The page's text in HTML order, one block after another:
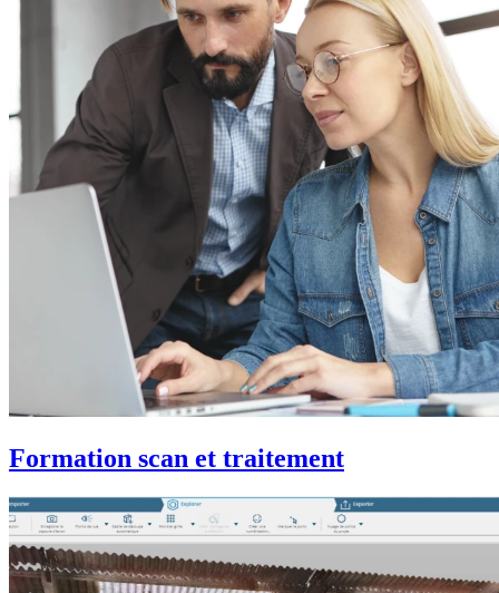
Formation scan et traitement